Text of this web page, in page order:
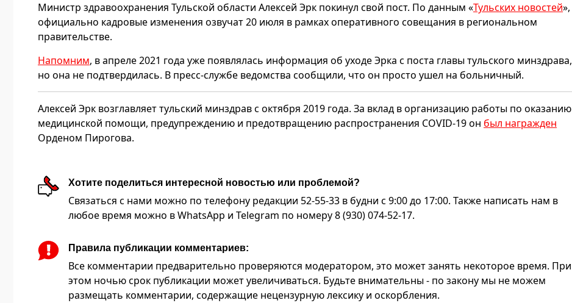
Министр здравоохранения Тульской области Алексей Эрк покинул свой пост. По данным «Тульских новостей»,
официально кадровые изменения озвучат 20 июля в рамках оперативного совещания в региональном
правительстве.
Напомним, в апреле 2021 года уже появлялась информация об уходе Эрка с поста главы тульского минздрава,
но она не подтвердилась. В пресс-службе ведомства сообщили, что он просто ушел на больничный.
Алексей Эрк возглавляет тульский минздрав с октября 2019 года. За вклад в организацию работы по оказанию
медицинской помощи, предупреждению и предотвращению распространения COVID-19 он был награжден
Орденом Пирогова.
Хотите поделиться интересной новостью или проблемой?
Связаться с нами можно по телефону редакции 52-55-33 в будни с 9:00 до 17:00. Также написать нам в
любое время можно в WhatsApp и Telegram по номеру 8 (930) 074-52-17.
Правила публикации комментариев:
Все комментарии предварительно проверяются модератором, это может занять некоторое время. При
этом ночью срок публикации может увеличиваться. Будьте внимательны - по закону мы не можем
размещать комментарии, содержащие нецензурную лексику и оскорбления.